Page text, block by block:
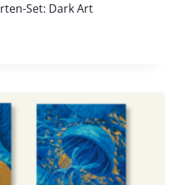
Set: Dark Art